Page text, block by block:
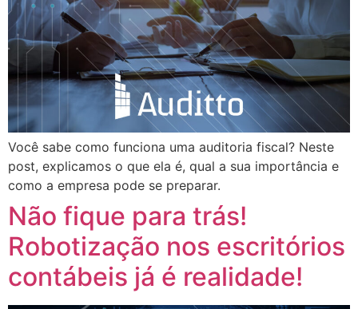
Você sabe como funciona uma auditoria fiscal? Neste
post, explicamos o que ela é, qual a sua importância e
como a empresa pode se preparar.
Não fique para trás!
Robotização nos escritórios
contábeis já é realidade!